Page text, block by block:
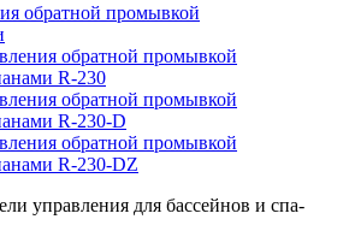
обратной промывкой
обратной промывкой
R-230
обратной промывкой
R-230-D
обратной промывкой
R-230-DZ